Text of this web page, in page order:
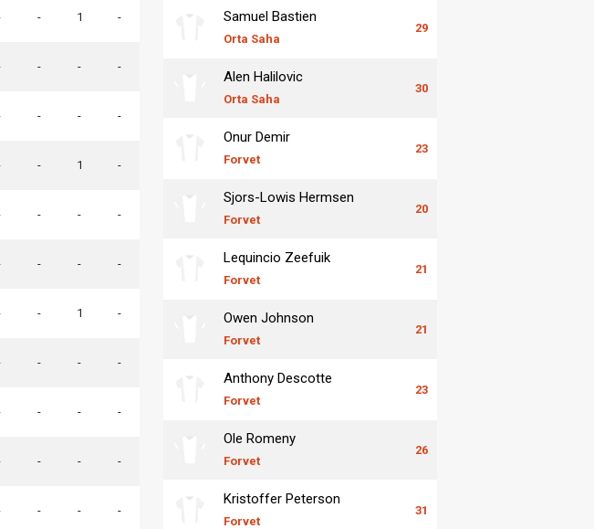
- 1 -
- - -
- - -
- 1 -
- - -
- - -
- 1 -
- - -
- - -
- - -
- - -
Samuel Bastien
Orta Saha
29
Alen Halilovic
Orta Saha
30
Onur Demir
Forvet
23
Sjors-Lowis Hermsen
Forvet
20
Lequincio Zeefuik
Forvet
21
Owen Johnson
Forvet
21
Anthony Descotte
Forvet
23
Ole Romeny
Forvet
26
Kristoffer Peterson
Forvet
31